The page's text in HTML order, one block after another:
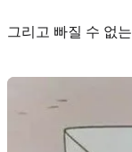
그리고 빠질 수 없는